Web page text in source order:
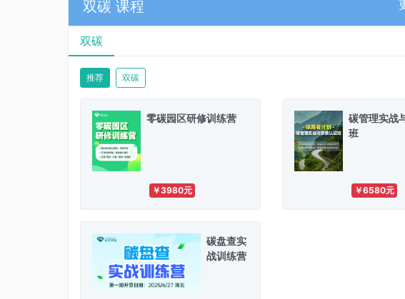
双碳 课程
双碳
推荐 双碳
零碳园区研修训练营
￥3980元
碳管理实战
班
￥6580元
碳盘查实
战训练营